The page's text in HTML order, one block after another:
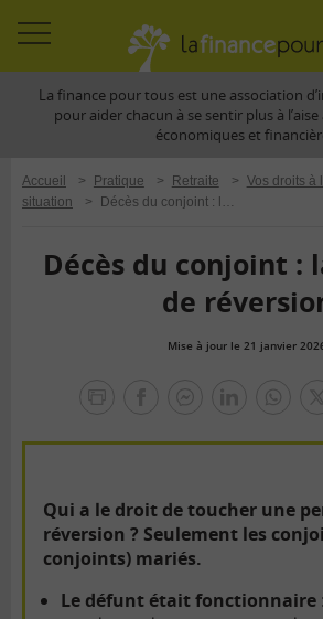
àLa finance pour tous est une association
pour aider chacun à se sentir plus à
économiques et
Accueil > Pratique > Retraite > Vos droits à
situation
> Décès du conjoint : la pension de réversion
Décès du conjoint :
de
Mise à jour le 21 janvier
tous
Qui a le droit de toucher une
réversion ? Seulement les
conjoints) mariés.
Le défunt était fonctionnaire